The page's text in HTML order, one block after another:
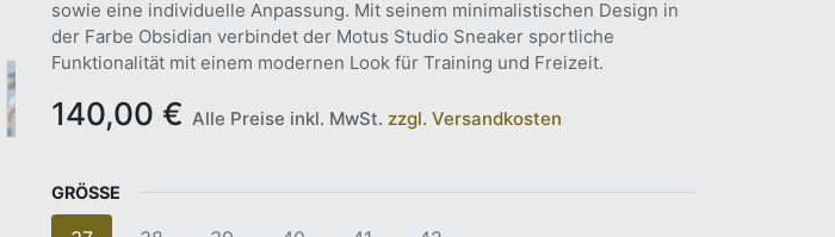
sowie eine individuelle Anpassung. Mit seinem minimalistischen Design in
der Farbe Obsidian verbindet der Motus Studio Sneaker sportliche
Funktionalität mit einem modernen Look für Training und Freizeit.
140,00 € Alle Preise inkl. MwSt. zzgl. Versandkosten
GRÖSSE